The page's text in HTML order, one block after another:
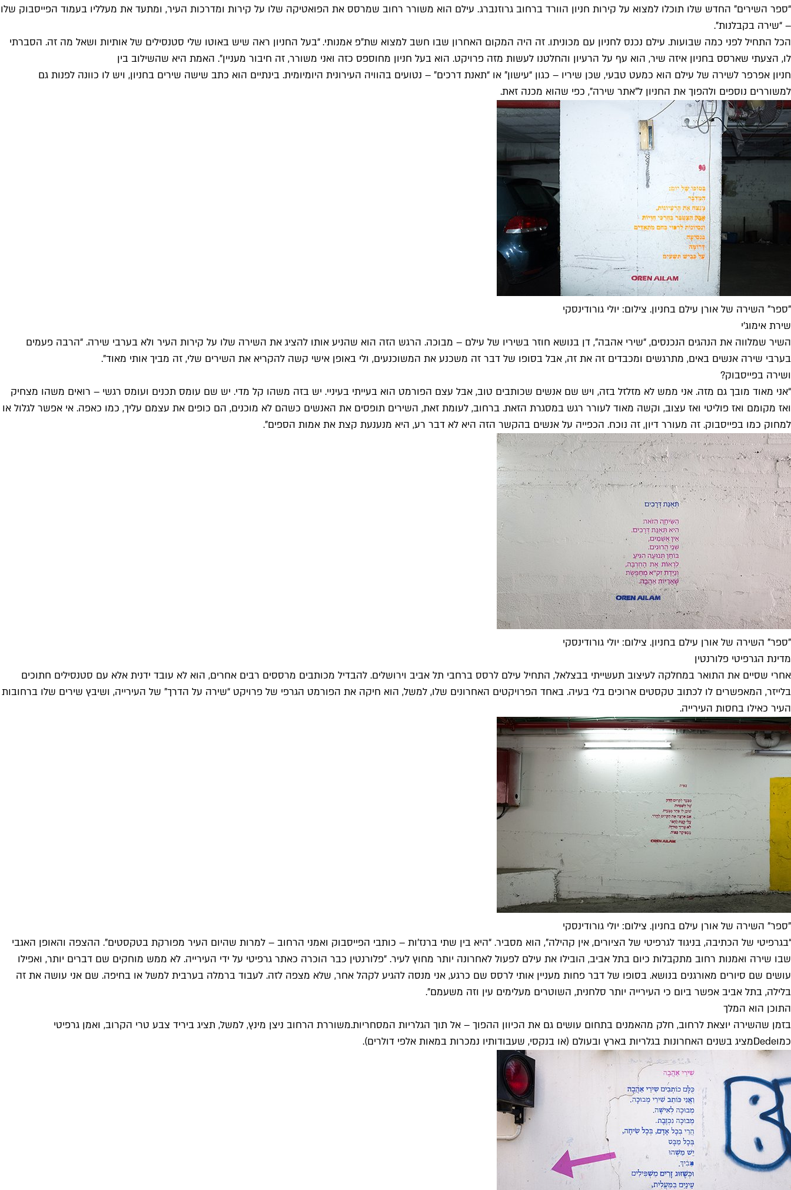
“ספר השירים" החדש שלו תוכלו למצוא על קירות חניון הוורד ברחוב גרוזנברג. עילם הוא משורר רחוב שמרסס את הפואטיקה שלו על קירות ומדרכות העיר, ומתעד את מעלליו בעמוד הפייסבוק שלו
– “שירה בקבלנות".
הכל התחיל לפני כמה שבועות. עילם נכנס לחניון עם מכוניתו. זה היה המקום האחרון שבו חשב למצוא שת"פ אמנותי. “בעל החניון ראה שיש באוטו שלי סטנסילים של אותיות ושאל מה זה. הסברתי
לו, הצעתי שארסס בחניון איזה שיר, הוא עף על הרעיון והחלטנו לעשות מזה פרויקט. הוא בעל חניון מחוספס כזה ואני משורר, זה חיבור מעניין". האמת היא שהשילוב בין
חניון אפרפר לשירה של עילם הוא כמעט טבעי, שכן שיריו – כגון “עישון" או “תאנת דרכים" – נטועים בהוויה העירונית היומיומית. בינתיים הוא כתב שישה שירים בחניון, ויש לו כוונה לפנות גם
למשוררים נוספים ולהפוך את החניון ל"אתר שירה", כפי שהוא מכנה זאת.
"ספר" השירה של אורן עילם בחניון. צילום: יולי גורודינסקי
שירת אימוג'י
השיר שמלווה את הנהגים הנכנסים, “שירי אהבה", דן בנושא חוזר בשיריו של עילם – מבוכה. הרגש הזה הוא שהניע אותו להציג את השירה שלו על קירות העיר ולא בערבי שירה. “הרבה פעמים
בערבי שירה אנשים באים, מתרגשים ומכבדים זה את זה, אבל בסופו של דבר זה משכנע את המשוכנעים, ולי באופן אישי קשה להקריא את השירים שלי, זה מביך אותי מאוד".
ושירה בפייסבוק?
“אני מאוד מובך גם מזה. אני ממש לא מזלזל בזה, ויש שם אנשים שכותבים טוב, אבל עצם הפורמט הוא בעייתי בעיניי. יש בזה משהו קל מדי. יש שם עומס תכנים ועומס רגשי – רואים משהו מצחיק
ואז מקומם ואז פוליטי ואז עצוב, וקשה מאוד לעורר רגש במסגרת הזאת. ברחוב, לעומת זאת, השירים תופסים את האנשים כשהם לא מוכנים, הם כופים את עצמם עליך, כמו כאפה. אי אפשר לגלול או
למחוק כמו בפייסבוק. זה מעורר דיון, זה נוכח. הכפייה על אנשים בהקשר הזה היא לא דבר רע, היא מנענעת קצת את אמות הספים".
"ספר" השירה של אורן עילם בחניון. צילום: יולי גורודינסקי
מדינת הגרפיטי פלורנטין
אחרי שסיים את התואר במחלקה לעיצוב תעשייתי בבצלאל, התחיל עילם לרסס ברחבי תל אביב וירושלים. להבדיל מכותבים מרססים רבים אחרים, הוא לא עובד ידנית אלא עם סטנסילים חתוכים
בלייזר, המאפשרים לו לכתוב טקסטים ארוכים בלי בעיה. באחד הפרויקטים האחרונים שלו, למשל, הוא חיקה את הפורמט הגרפי של פרויקט “שירה על הדרך" של העירייה, ושיבץ שירים שלו ברחובות
העיר כאילו בחסות העירייה.
"ספר" השירה של אורן עילם בחניון. צילום: יולי גורודינסקי
“בגרפיטי של הכתיבה, בניגוד לגרפיטי של הציורים, אין קהילה", הוא מסביר. “היא בין שתי ברנז'ות – כותבי הפייסבוק ואמני הרחוב – למרות שהיום העיר מפורקת בטקסטים". ההצפה והאופן האגבי
שבו שירה ואמנות רחוב מתקבלות כיום בתל אביב, הובילו את עילם לפעול לאחרונה יותר מחוץ לעיר. “פלורנטין כבר הוכרה כאתר גרפיטי על ידי העירייה. לא ממש מוחקים שם דברים יותר, ואפילו
עושים שם סיורים מאורגנים בנושא. בסופו של דבר פחות מעניין אותי לרסס שם כרגע, אני מנסה להגיע לקהל אחר, שלא מצפה לזה. לעבוד ברמלה בערבית למשל או בחיפה. שם אני עושה את זה
בלילה, בתל אביב אפשר ביום כי העירייה יותר סלחנית, השוטרים מעלימים עין וזה משעמם".
התוכן הוא המלך
בזמן שהשירה יוצאת לרחוב, חלק מהאמנים בתחום עושים גם את הכיוון ההפוך – אל תוך הגלריות המסחריות.משוררת הרחוב ניצן מינץ, למשל, תציג ביריד צבע טרי הקרוב, ואמן גרפיטי
כמוDedeמציג בשנים האחרונות בגלריות בארץ ובעולם (או בנקסי, שעבודותיו נמכרות במאות אלפי דולרים).